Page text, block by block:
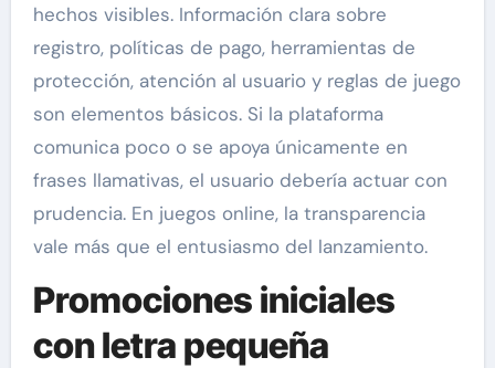
hechos visibles. Información clara sobre
registro, políticas de pago, herramientas de
protección, atención al usuario y reglas de juego
son elementos básicos. Si la plataforma
comunica poco o se apoya únicamente en
frases llamativas, el usuario debería actuar con
prudencia. En juegos online, la transparencia
vale más que el entusiasmo del lanzamiento.
Promociones iniciales
con letra pequeña